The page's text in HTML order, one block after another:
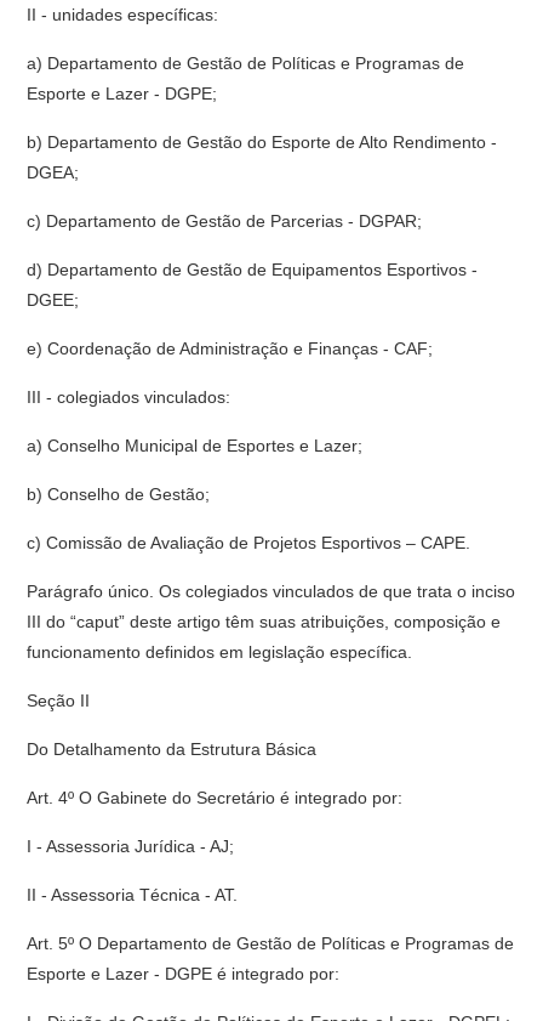
II - unidades específicas:
a) Departamento de Gestão de Políticas e Programas de
Esporte e Lazer - DGPE;
b) Departamento de Gestão do Esporte de Alto Rendimento -
DGEA;
c) Departamento de Gestão de Parcerias - DGPAR;
d) Departamento de Gestão de Equipamentos Esportivos -
DGEE;
e) Coordenação de Administração e Finanças - CAF;
III - colegiados vinculados:
a) Conselho Municipal de Esportes e Lazer;
b) Conselho de Gestão;
c) Comissão de Avaliação de Projetos Esportivos – CAPE.
Parágrafo único. Os colegiados vinculados de que trata o inciso
III do “caput” deste artigo têm suas atribuições, composição e
funcionamento definidos em legislação específica.
Seção II
Do Detalhamento da Estrutura Básica
Art. 4º O Gabinete do Secretário é integrado por:
I - Assessoria Jurídica - AJ;
II - Assessoria Técnica - AT.
Art. 5º O Departamento de Gestão de Políticas e Programas de
Esporte e Lazer - DGPE é integrado por: